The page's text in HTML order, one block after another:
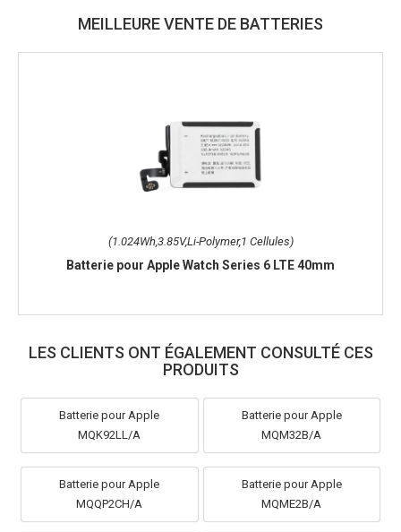
MEILLEURE VENTE DE BATTERIES
(1.024Wh,3.85V,Li-Polymer,1 Cellules)
Batterie pour Apple Watch Series 6 LTE 40mm
LES CLIENTS ONT ÉGALEMENT CONSULTÉ CES
PRODUITS
Batterie pour Apple
MQK92LL/A
Batterie pour Apple
MQM32B/A
Batterie pour Apple
MQQP2CH/A
Batterie pour Apple
MQME2B/A